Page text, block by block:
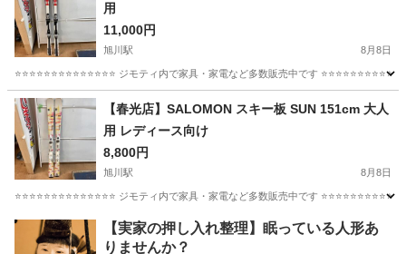
用
11,000円
旭川駅 8月8日
⭐⭐⭐⭐⭐⭐⭐⭐⭐⭐⭐⭐⭐⭐ ジモティ内で家具・家電など多数販売中です
北海道 旭川市 旭川駅
【春光店】SALOMON スキー板 SUN 151cm 大人
用 レディース向け
8,800円
旭川駅 8月8日
⭐⭐⭐⭐⭐⭐⭐⭐⭐⭐⭐⭐⭐⭐ ジモティ内で家具・家電など多数販売中です
北海道 旭川市 旭川駅 スキー
【実家の押し入れ整理】眠っている人形あ
りませんか？